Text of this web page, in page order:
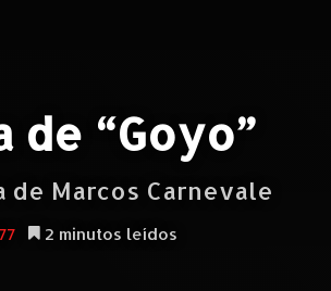
de “Goyo”
de Marcos Carnevale
2 minutos leídos